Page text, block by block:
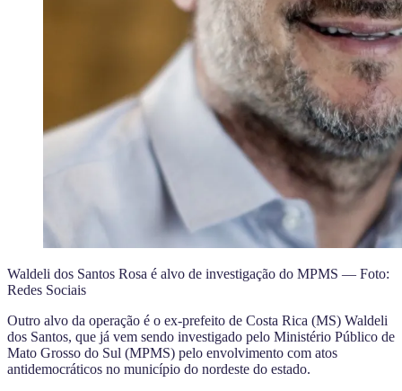
Waldeli dos Santos Rosa é alvo de investigação do MPMS — Foto:
Redes Sociais
Outro alvo da operação é o ex-prefeito de Costa Rica (MS) Waldeli
dos Santos, que já vem sendo investigado pelo Ministério Público de
Mato Grosso do Sul (MPMS) pelo envolvimento com atos
antidemocráticos no município do nordeste do estado.